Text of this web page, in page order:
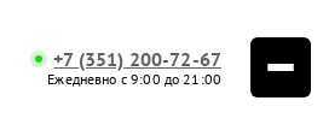
+7 (351) 200-72-67
Ежедневно с 9:00 до 21:00